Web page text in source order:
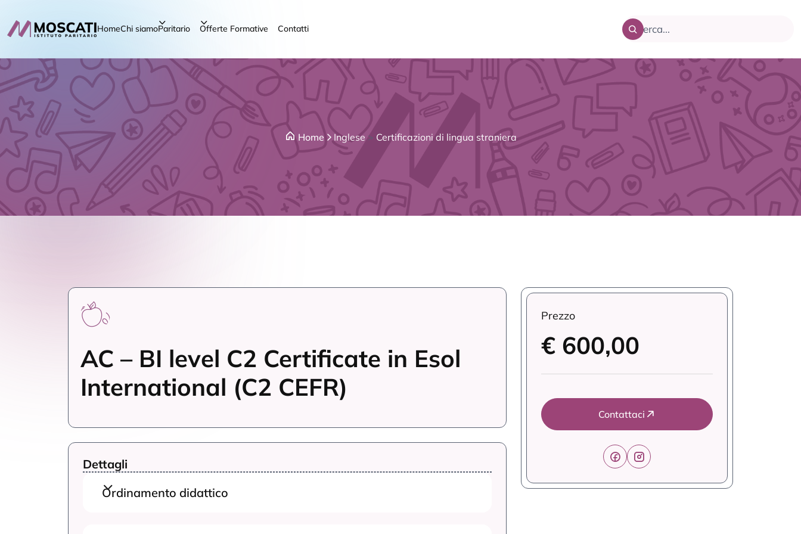
HomeChi siamoParitario Offerte Formative Contatti
Home Inglese> Certificazioni di lingua straniera
AC – BI level C2 Certificate in Esol
International (C2 CEFR)
Dettagli
Ordinamento didattico
Prezzo
€ 600,00
Contattaci